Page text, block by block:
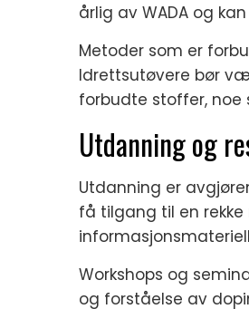
årlig av WADA og
Metoder som er
Idrettsutøvere bør
forbudte stoffer, noe
Utdanning og
Utdanning er
få tilgang til en rekke
Workshops og
og forståelse av